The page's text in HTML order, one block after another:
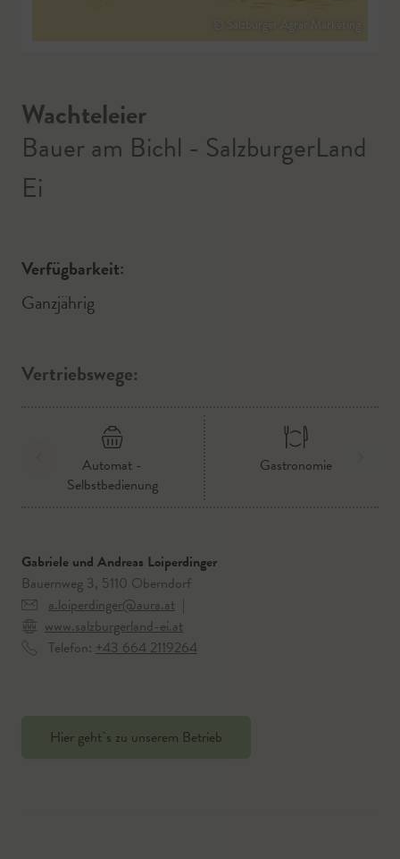
© Salzburger Agrar Marketing
Wachteleier
Bauer am Bichl - SalzburgerLand
Ei
Verfügbarkeit:
Ganzjährig
Vertriebswege:
Automat -
Selbstbedienung
Gastronomie
Gabriele und Andreas Loiperdinger
Bauernweg 3, 5110 Oberndorf
a.loiperdinger@aura.at |
www.salzburgerland-ei.at
Telefon: +43 664 2119264
Hier geht`s zu unserem Betrieb